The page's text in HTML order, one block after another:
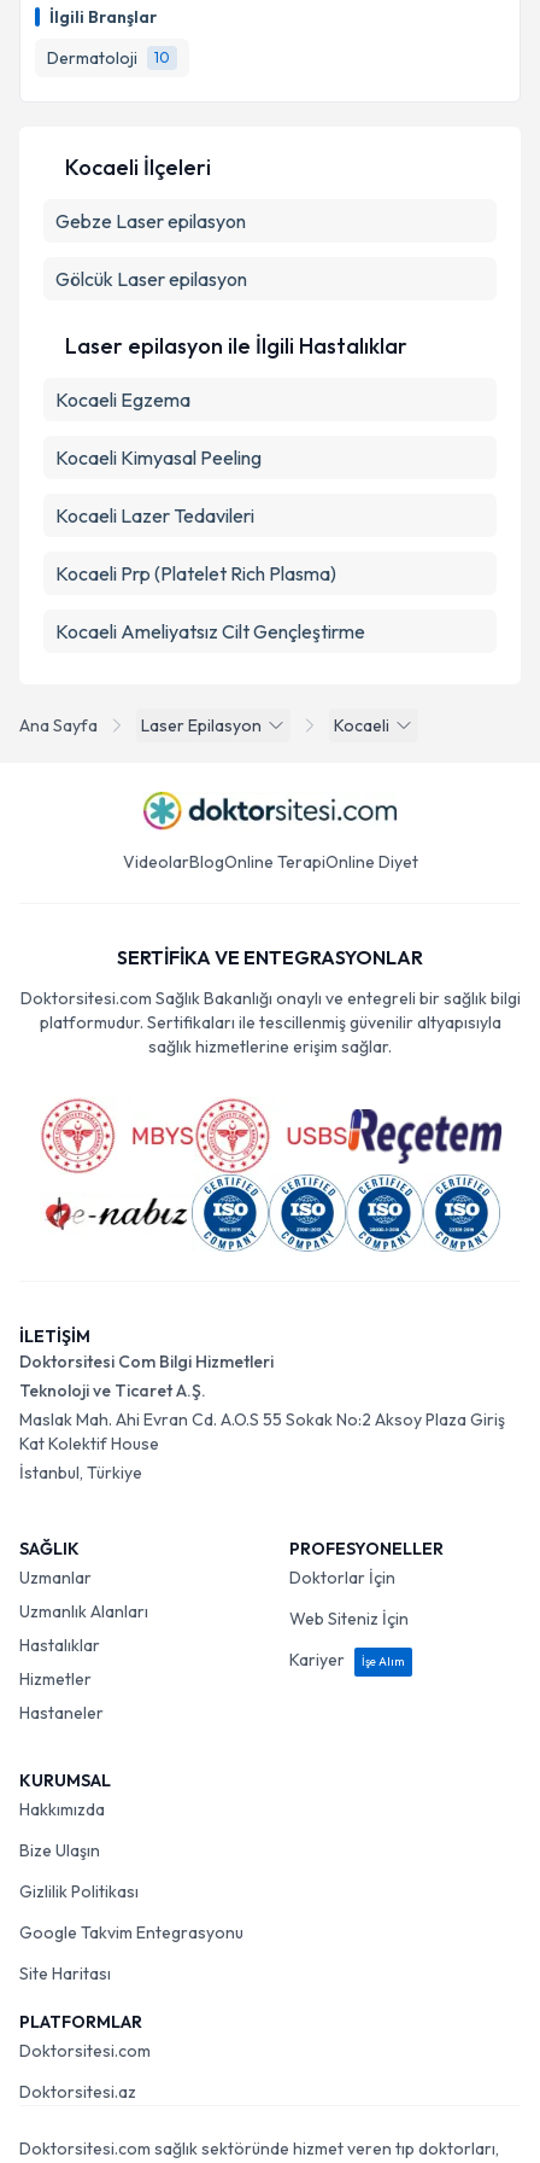
İlgili Branşlar
Dermatoloji
10
takvim hazırlandığında e-posta ile bilgilendireceğiz.
E-posta Adresiniz
Metni'ni okudum ve kişisel verilerimin belirtilen
Ana Sayfa Laser Epilasyon Kocaeli
Kocaeli İlçeleri
Gebze Laser epilasyon
Gölcük Laser epilasyon
Laser epilasyon ile İlgili Hastalıklar
Kocaeli Egzema
Kocaeli Kimyasal Peeling
Kocaeli Lazer Tedavileri
Kocaeli Prp (Platelet Rich Plasma)
Kocaeli Ameliyatsız Cilt Gençleştirme
VideolarBlogOnline TerapiOnline Diyet
SERTİFİKA VE ENTEGRASYONLAR
Doktorsitesi.com Sağlık Bakanlığı onaylı ve entegreli bir sağlık bilgi
platformudur. Sertifikaları ile tescillenmiş güvenilir altyapısıyla
sağlık hizmetlerine erişim sağlar.
İLETİŞİM
Doktorsitesi Com Bilgi Hizmetleri
Teknoloji ve Ticaret A.Ş.
Maslak Mah. Ahi Evran Cd. A.O.S 55 Sokak No:2 Aksoy Plaza Giriş
Kat Kolektif House
İstanbul, Türkiye
SAĞLIK
Uzmanlar
Uzmanlık Alanları
Hastalıklar
Hizmetler
Hastaneler
PROFESYONELLER
Doktorlar İçin
Web Siteniz İçin
Kariyer
İşe Alım
KURUMSAL
Hakkımızda
Bize Ulaşın
Gizlilik Politikası
Google Takvim Entegrasyonu
Site Haritası
PLATFORMLAR
Doktorsitesi.com
Doktorsitesi.az
Doktorsitesi.com sağlık sektöründe hizmet veren tıp doktorları,